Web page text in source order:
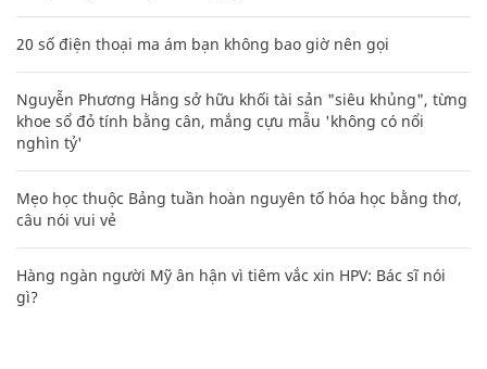
20 số điện thoại ma ám bạn không bao giờ nên gọi
Nguyễn Phương Hằng sở hữu khối tài sản "siêu khủng", từng
khoe sổ đỏ tính bằng cân, mắng cựu mẫu 'không có nổi
nghìn tỷ'
Mẹo học thuộc Bảng tuần hoàn nguyên tố hóa học bằng thơ,
câu nói vui vẻ
Hàng ngàn người Mỹ ân hận vì tiêm vắc xin HPV: Bác sĩ nói
gì?